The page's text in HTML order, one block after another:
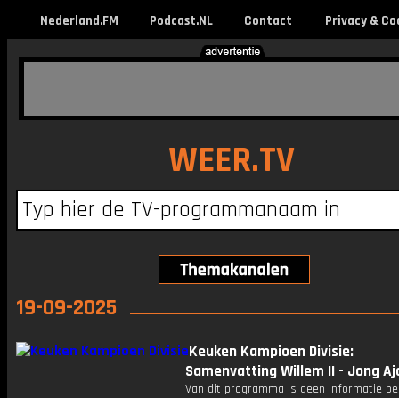
Nederland.FM Podcast.NL Contact Privacy &
WEER.TV
19-09-2025
Keuken Kampioen Divisie:
Samenvatting Willem II - Jong
Van dit programma is geen informatie